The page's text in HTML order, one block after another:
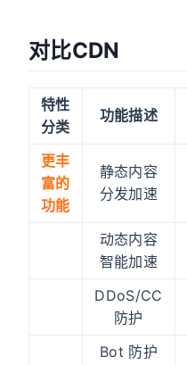
对比CDN
特性
分类
功能描述
更丰
富的
功能
静态内容
分发加速
动态内容
智能加速
DDoS/CC
防护
Bot 防护